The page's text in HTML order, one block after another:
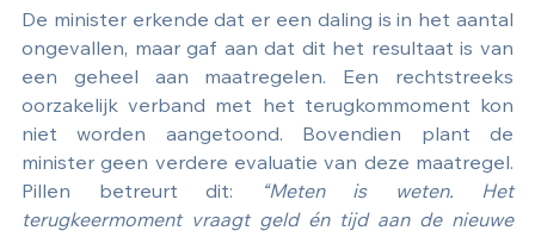
De minister erkende dat er een daling is in het aantal
ongevallen, maar gaf aan dat dit het resultaat is van
een geheel aan maatregelen. Een rechtstreeks
oorzakelijk verband met het terugkommoment kon
niet worden aangetoond. Bovendien plant de
minister geen verdere evaluatie van deze maatregel.
Pillen betreurt dit:
“Meten is weten. Het
terugkeermoment vraagt geld én tijd aan de nieuwe